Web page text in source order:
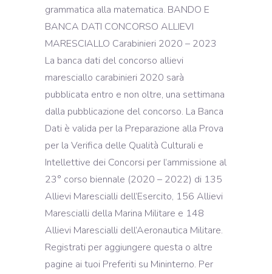
grammatica alla matematica. BANDO E
BANCA DATI CONCORSO ALLIEVI
MARESCIALLO Carabinieri 2020 – 2023
La banca dati del concorso allievi
maresciallo carabinieri 2020 sarà
pubblicata entro e non oltre, una settimana
dalla pubblicazione del concorso. La Banca
Dati è valida per la Preparazione alla Prova
per la Verifica delle Qualità Culturali e
Intellettive dei Concorsi per l’ammissione al
23° corso biennale (2020 – 2022) di 135
Allievi Marescialli dell’Esercito, 156 Allievi
Marescialli della Marina Militare e 148
Allievi Marescialli dell’Aeronautica Militare.
Registrati per aggiungere questa o altre
pagine ai tuoi Preferiti su Mininterno. Per